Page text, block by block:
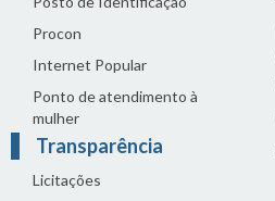
Procon
Internet Popular
Ponto de atendimento à
mulher
Transparência
Licitações